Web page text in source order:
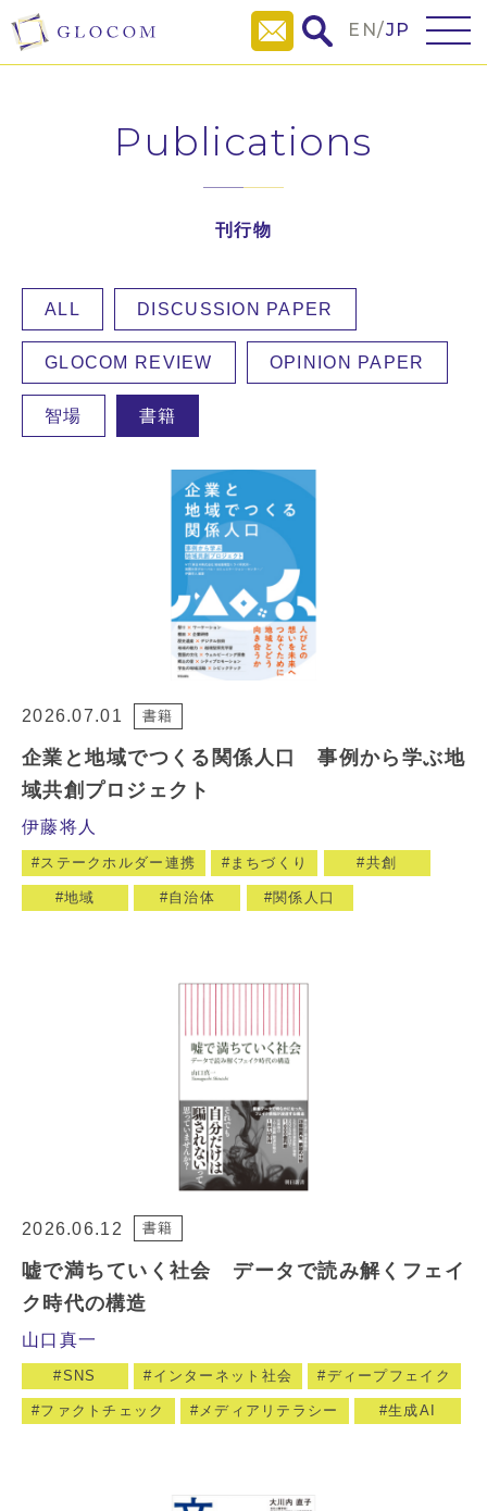
EN/JP
Publications
刊行物
ALL DISCUSSION PAPER
GLOCOM REVIEW OPINION PAPER
智場 書籍
2026.07.01 書籍
企業と地域でつくる関係人口 事例から学ぶ地
域共創プロジェクト
伊藤将人
ステークホルダー連携 まちづくり 共創
地域 自治体 関係人口
2026.06.12 書籍
嘘で満ちていく社会 データで読み解くフェイ
ク時代の構造
山口真一
SNS インターネット社会 ディープフェイク
ファクトチェック メディアリテラシー 生成AI